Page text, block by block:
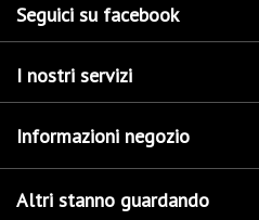
Seguici su facebook
I nostri servizi
Informazioni negozio
Altri stanno guardando